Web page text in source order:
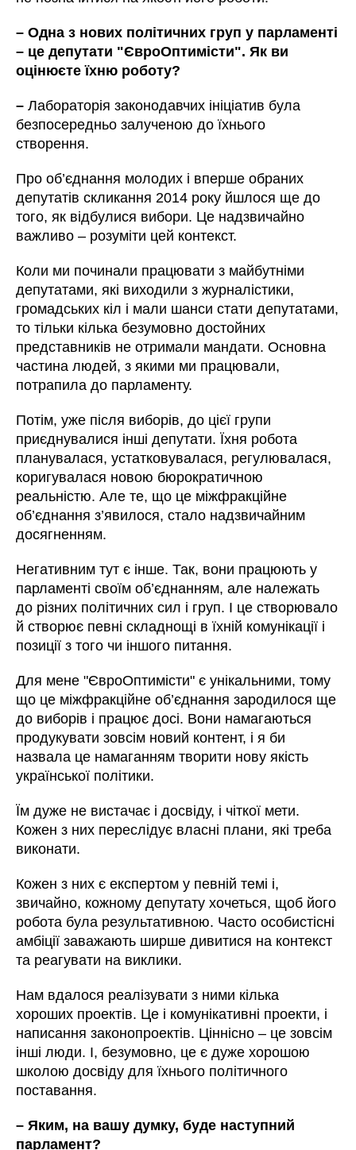
– Одна з нових політичних груп у парламенті
– це депутати "ЄвроОптимісти". Як ви
оцінюєте їхню роботу?
–Лабораторія законодавчих ініціатив була
безпосередньо залученою до їхнього
створення.
Про об’єднання молодих і вперше обраних
депутатів скликання 2014 року йшлося ще до
того, як відбулися вибори. Це надзвичайно
важливо – розуміти цей контекст.
Коли ми починали працювати з майбутніми
депутатами, які виходили з журналістики,
громадських кіл і мали шанси стати депутатами,
то тільки кілька безумовно достойних
представників не отримали мандати. Основна
частина людей, з якими ми працювали,
потрапила до парламенту.
Потім, уже після виборів, до цієї групи
приєднувалися інші депутати. Їхня робота
планувалася, устатковувалася, регулювалася,
коригувалася новою бюрократичною
реальністю. Але те, що це міжфракційне
об’єднання з’явилося, стало надзвичайним
досягненням.
Негативним тут є інше. Так, вони працюють у
парламенті своїм об’єднанням, але належать
до різних політичних сил і груп. І це створювало
й створює певні складнощі в їхній комунікації і
позиції з того чи іншого питання.
Для мене "ЄвроОптимісти" є унікальними, тому
що це міжфракційне об’єднання зародилося ще
до виборів і працює досі. Вони намагаються
продукувати зовсім новий контент, і я би
назвала це намаганням творити нову якість
української політики.
Їм дуже не вистачає і досвіду, і чіткої мети.
Кожен з них переслідує власні плани, які треба
виконати.
Кожен з них є експертом у певній темі і,
звичайно, кожному депутату хочеться, щоб його
робота була результативною. Часто особистісні
амбіції заважають ширше дивитися на контекст
та реагувати на виклики.
Нам вдалося реалізувати з ними кілька
хороших проектів. Це і комунікативні проекти, і
написання законопроектів. Ціннісно – це зовсім
інші люди. І, безумовно, це є дуже хорошою
школою досвіду для їхнього політичного
поставання.
– Яким, на вашу думку, буде наступний
парламент?